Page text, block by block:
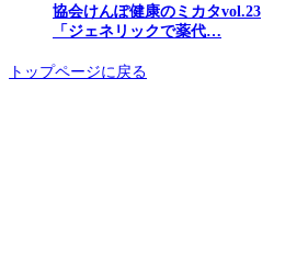
協会けんぽ健康のミカタvol.23
「ジェネリックで薬代…
トップページに戻る